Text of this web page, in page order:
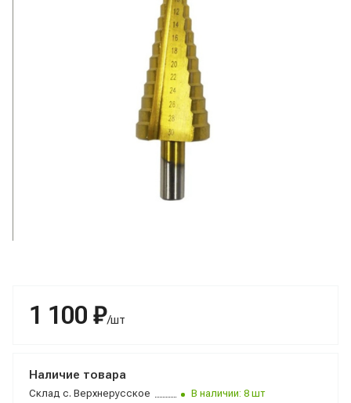
1 100 ₽/шт
Наличие товара
Склад с. Верхнерусское
В наличии: 8 шт